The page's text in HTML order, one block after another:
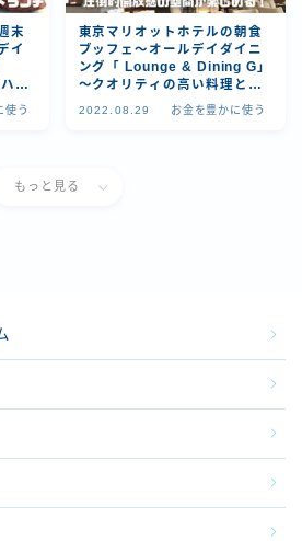
末
イ
ワ
チ
使う
東京マリオットホテルの朝食
ブッフェ～オールデイダイニ
ング「 Lounge & Dining G」
～クオリティの高い料理と圧
倒的開放感の空間が楽しめ
2022.08.29 お金を豊かに使う
もっと見る